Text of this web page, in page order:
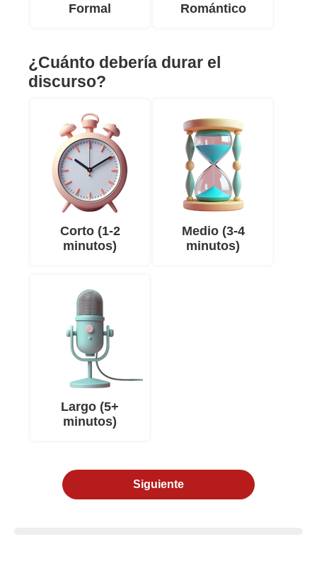
Formal Romántico
¿Cuánto debería durar el
discurso?
Corto (1-2
minutos)
Medio (3-4
minutos)
Largo (5+
minutos)
Siguiente